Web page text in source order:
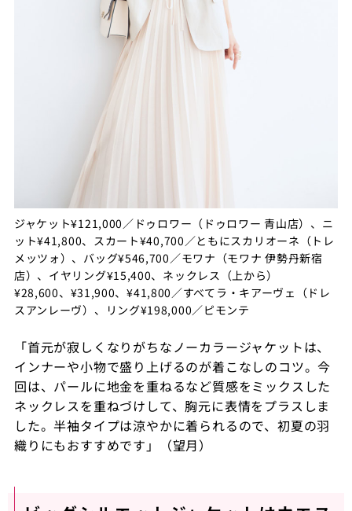
ジャケット¥121,000／ドゥロワー（ドゥロワー 青山店）、ニ
ット¥41,800、スカート¥40,700／ともにスカリオーネ（トレ
メッツォ）、バッグ¥546,700／モワナ（モワナ 伊勢丹新宿
店）、イヤリング¥15,400、ネックレス（上から）
¥28,600、¥31,900、¥41,800／すべてラ・キアーヴェ（ドレ
スアンレーヴ）、リング¥198,000／ピモンテ
「首元が寂しくなりがちなノーカラージャケットは、
インナーや小物で盛り上げるのが着こなしのコツ。今
回は、パールに地金を重ねるなど質感をミックスした
ネックレスを重ねづけして、胸元に表情をプラスしま
した。半袖タイプは涼やかに着られるので、初夏の羽
織りにもおすすめです」（望月）